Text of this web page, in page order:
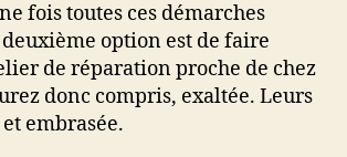
fois toutes ces démarches
option est de faire
de réparation proche de chez
donc compris, exaltée. Leurs
embrasée.